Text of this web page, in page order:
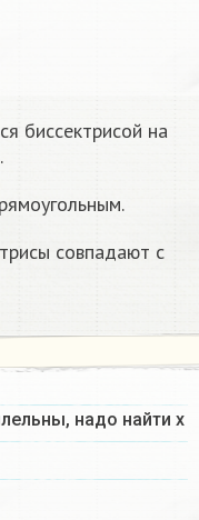
биссектрисой на
совпадают с
надо найти x